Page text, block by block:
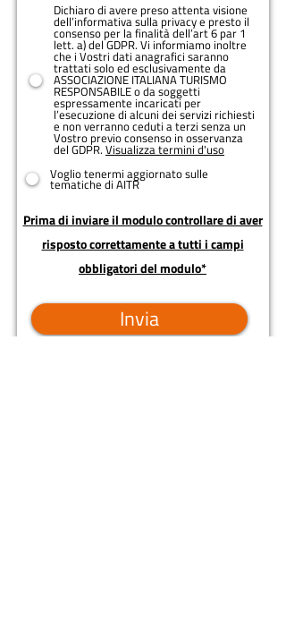
Dichiaro di avere preso attenta visione
dell’informativa sulla privacy e presto il
consenso per la finalità dell’art 6 par 1
lett. a) del GDPR. Vi informiamo inoltre
che i Vostri dati anagrafici saranno
trattati solo ed esclusivamente da
ASSOCIAZIONE ITALIANA TURISMO
RESPONSABILE o da soggetti
espressamente incaricati per
l’esecuzione di alcuni dei servizi richiesti
e non verranno ceduti a terzi senza un
Vostro previo consenso in osservanza
del GDPR. Visualizza termini d'uso
Voglio tenermi aggiornato sulle
tematiche di AITR
Prima di inviare il modulo controllare di aver
risposto correttamente a tutti i campi
obbligatori del modulo*
Invia